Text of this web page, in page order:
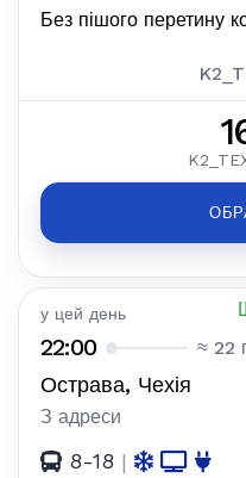
Без пішого перетину
у цей день
22:00 ≈ 22
Острава, Чехія
З адреси
8-18 |